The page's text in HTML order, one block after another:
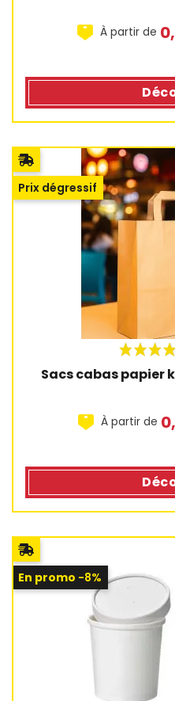
À partir de
Sacs cabas papier
À partir de
Prix dégressif
En promo -8%